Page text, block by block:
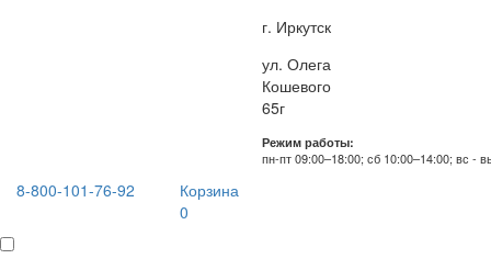
г. Иркутск
ул. Олега
Кошевого
65г
Режим работы:
пн-пт 09:00–18:00; сб 10:00–14:00; вс -
8-800-101-76-92
Корзина
0